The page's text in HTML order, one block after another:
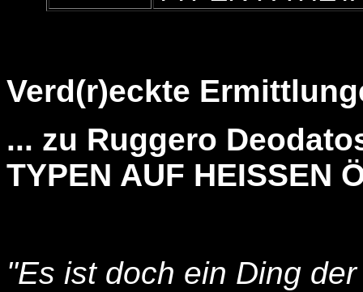
Verd(r)eckte
... zu Ruggero
TYPEN AUF HEISSEN
"Es ist doch ein Ding